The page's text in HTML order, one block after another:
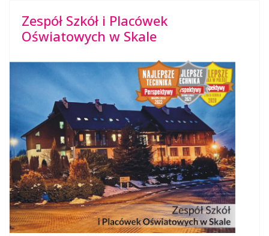
Zespół Szkół i Placówek
Oświatowych w Skale